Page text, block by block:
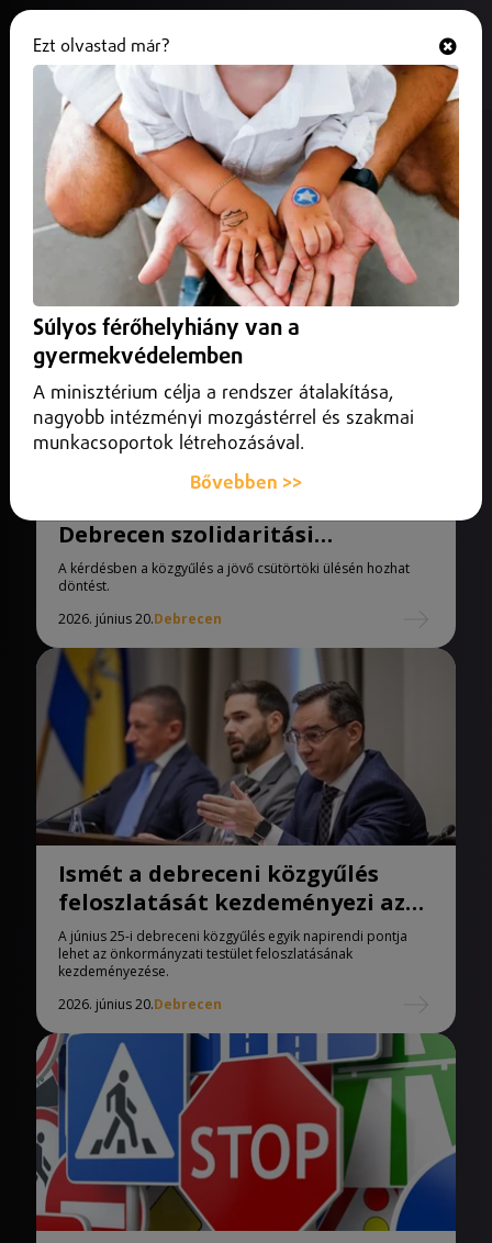
Debrecen
Debrecen szolidaritási
hozzájárulása
A kérdésben a közgyűlés a jövő csütörtöki ülésén hozhat
döntést.
2026. június 20.Debrecen
Ismét a debreceni közgyűlés
feloszlatását kezdeményezi az
ellenzék
A június 25-i debreceni közgyűlés egyik napirendi pontja
lehet az önkormányzati testület feloszlatásának
kezdeményezése.
2026. június 20.Debrecen
Ezt olvastad már?
Súlyos férőhelyhiány van a
gyermekvédelemben
A minisztérium célja a rendszer átalakítása,
nagyobb intézményi mozgástérrel és szakmai
munkacsoportok létrehozásával.
Bővebben >>